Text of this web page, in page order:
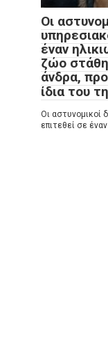
Οι
έναν
ζώο
άνδρα,
ίδια του
Οι αστυνομικοί
επιτεθεί σε